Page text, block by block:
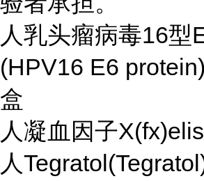
人乳头瘤病毒16型
(HPV16 E6
盒
人凝血因子
人